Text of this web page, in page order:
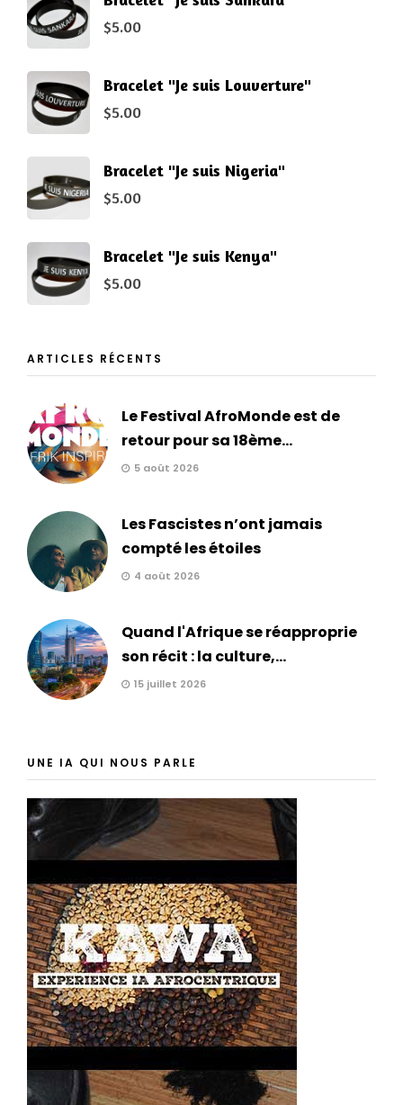
$5.00
Bracelet "Je suis Louverture"
$5.00
Bracelet "Je suis Nigeria"
$5.00
Bracelet "Je suis Kenya"
$5.00
ARTICLES RÉCENTS
Le Festival AfroMonde est de
retour pour sa 18ème...
5 août 2026
Les Fascistes n’ont jamais
compté les étoiles
4 août 2026
Quand l'Afrique se réapproprie
son récit : la culture,...
15 juillet 2026
UNE IA QUI NOUS PARLE